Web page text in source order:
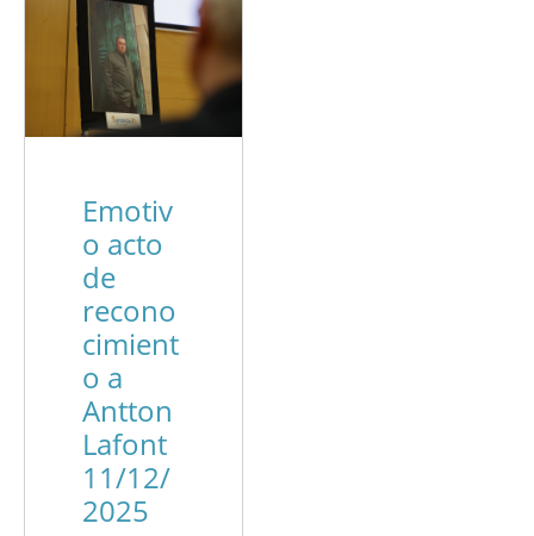
Emotiv
o acto
de
recono
cimient
o a
Antton
Lafont
11/12/
2025